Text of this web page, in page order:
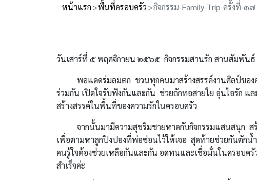
หน้าแรก พื้นที่ครอบครัว กิจกรรม-Family-Trip-ครั้งที่-๑
วันเสาร์ที่ ๕ พฤศจิกายน ๒๕๖๕ กิจกรรมสานรัก สานสัมพันธ์
พอแดดร่มลมตก ชวนทุกคนมาสร้างสรรค์งานศิลป์ของค
ร่วมกัน เปิดใจรับฟังกันและกัน ช่วยถักทอสายใย อุ่นไอรัก แ
สร้างสรรค์ในพื้นที่ของความรักในครอบครัว
จากนั้นมามีความสุขริมชายหาดกับกิจกรรมแสนสนุก ส
เพื่อตามหาลูกปิงปองที่พ่อซ่อนไว้ให้เจอ สุดท้ายช่วยกันตักน้
คนรู้ใจต้องช่วยเหลือกันและกัน อดทนและเชื่อมั่นในครอบค
สำเร็จค่ะ